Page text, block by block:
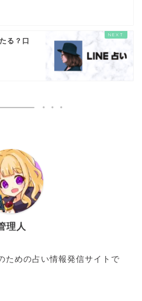
る？口
理人
ための占い情報発信サイトで